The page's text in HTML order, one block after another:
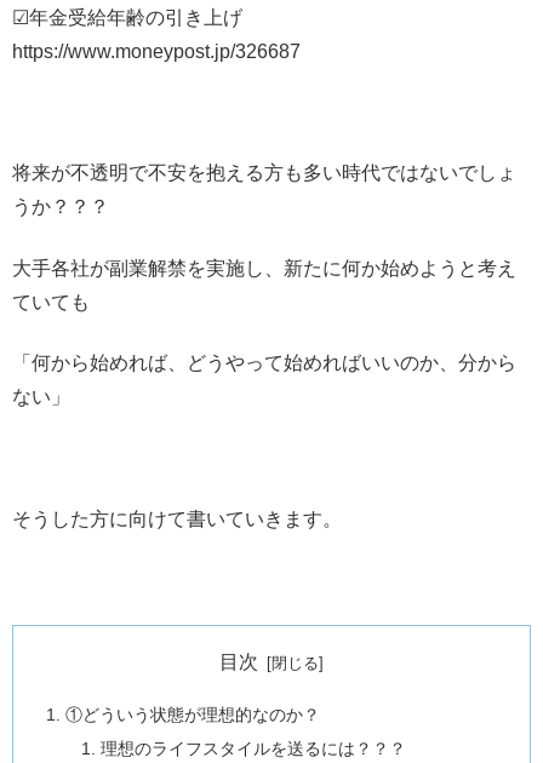
☑年金受給年齢の引き上げ
https://www.moneypost.jp/326687
将来が不透明で不安を抱える方も多い時代ではないでしょ
うか？？？
大手各社が副業解禁を実施し、新たに何か始めようと考え
ていても
「何から始めれば、どうやって始めればいいのか、分から
ない」
そうした方に向けて書いていきます。
目次
①どういう状態が理想的なのか？
理想のライフスタイルを送るには？？？